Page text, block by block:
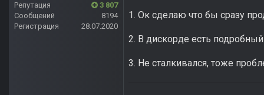
Репутация
3 807
Сообщений
8194
Регистрация
28.07.2020
1. Ок сделаю что бы сразу
2. В дискорде есть
3. Не сталкивался, тоже